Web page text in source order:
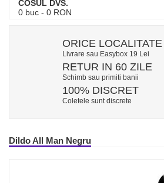
COSUL DVS.
0 buc - 0 RON
ORICE LOCALITATE
Livrare sau Easybox 19 Lei
RETUR IN 60 ZILE
Schimb sau primiti banii
100% DISCRET
Coletele sunt discrete
Dildo All Man Negru